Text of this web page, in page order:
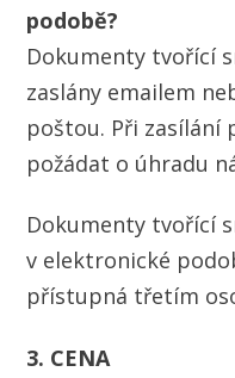
podobě?
Dokumenty tvořící
zaslány emailem
poštou. Při zasílání
požádat o úhradu
Dokumenty tvořící
v elektronické
přístupná třetím
3. CENA